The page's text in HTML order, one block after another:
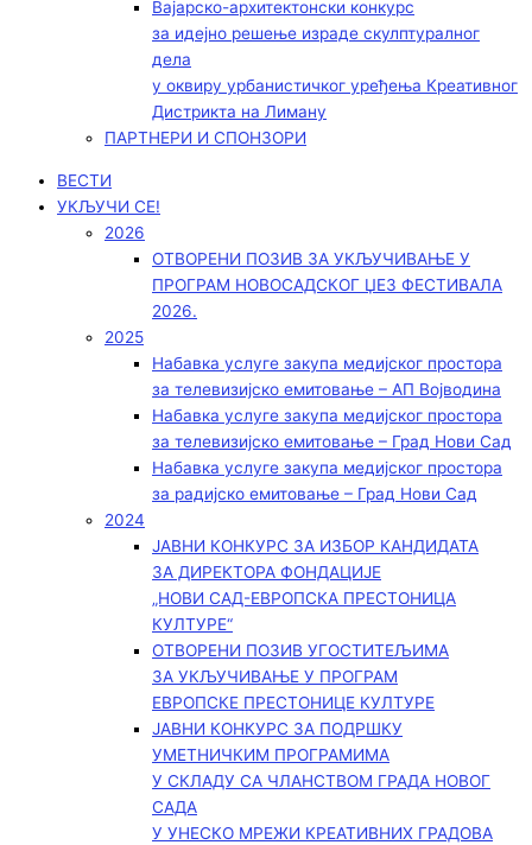
Вајарско-архитектонски конкурс
за идејно решење израде скулптуралног
дела
у оквиру урбанистичког уређења Креативног
Дистрикта на Лиману
ПАРТНЕРИ И СПОНЗОРИ
ВЕСТИ
УКЉУЧИ СЕ!
2026
ОТВОРЕНИ ПОЗИВ ЗА УКЉУЧИВАЊЕ У
ПРОГРАМ НОВОСАДСКОГ ЏЕЗ ФЕСТИВАЛА
2026.
2025
Набавка услуге закупа медијског простора
за телевизијско емитовање – АП Војводинa
Набавка услуге закупа медијског простора
за телевизијско емитовање – Град Нови Сад
Набавка услуге закупа медијског простора
за радијско емитовање – Град Нови Сад
2024
ЈАВНИ КОНКУРС ЗА ИЗБОР КАНДИДАТА
ЗА ДИРЕКТОРА ФОНДАЦИЈЕ
„НОВИ САД-ЕВРОПСКА ПРЕСТОНИЦА
КУЛТУРЕ“
ОТВОРЕНИ ПОЗИВ УГОСТИТЕЉИМА
ЗА УКЉУЧИВАЊЕ У ПРОГРАМ
ЕВРОПСКЕ ПРЕСТОНИЦЕ КУЛТУРЕ
ЈАВНИ КОНКУРС ЗА ПОДРШКУ
УМЕТНИЧКИМ ПРОГРАМИМА
У СКЛАДУ СА ЧЛАНСТВОМ ГРАДА НОВОГ
САДА
У УНЕСКО МРЕЖИ КРЕАТИВНИХ ГРАДОВА